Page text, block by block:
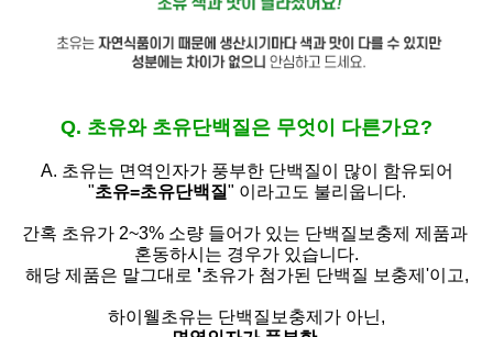
Q. 초유와 초유단백질은 무엇이 다른가요?
A. 초유는 면역인자가 풍부한 단백질이 많이 함유되어
"초유=초유단백질" 이라고도 불리웁니다.
간혹 초유가 2~3% 소량 들어가 있는 단백질보충제 제품과
혼동하시는 경우가 있습니다.
해당 제품은 말그대로 '초유가 첨가된 단백질 보충제'이고,
하이웰초유는 단백질보충제가 아닌,